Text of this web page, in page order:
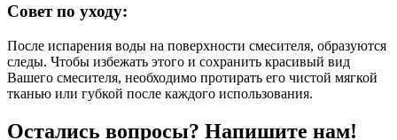
Совет по уходу:
После испарения воды на поверхности смесителя, образуются
следы. Чтобы избежать этого и сохранить красивый вид
Вашего смесителя, необходимо протирать его чистой мягкой
тканью или губкой после каждого использования.
Остались вопросы? Напишите нам!